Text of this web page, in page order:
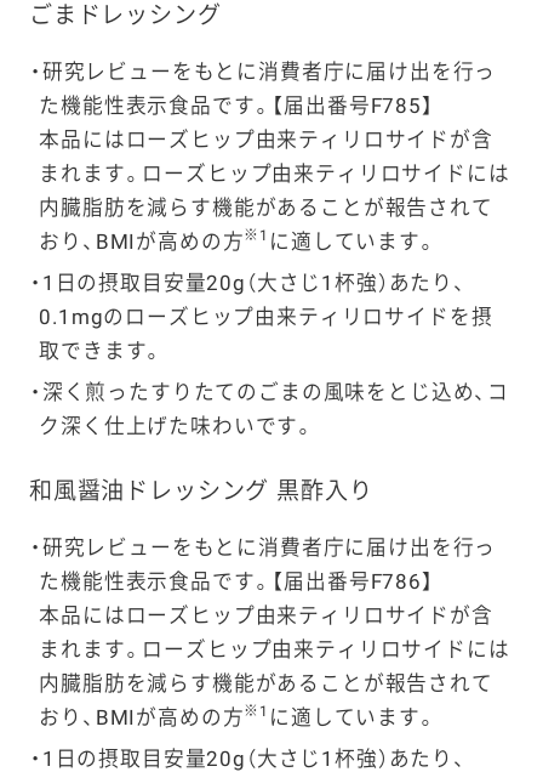
ごまドレッシング
研究レビューをもとに消費者庁に届け出を行っ
た機能性表示食品です。【届出番号F785】
本品にはローズヒップ由来ティリロサイドが含
まれます。ローズヒップ由来ティリロサイドには
内臓脂肪を減らす機能があることが報告されて
おり、BMIが高めの方※1 に適しています。
1日の摂取目安量20g（大さじ1杯強）あたり、
0.1mgのローズヒップ由来ティリロサイドを摂
取できます。
深く煎ったすりたてのごまの風味をとじ込め、コ
ク深く仕上げた味わいです。
和風醤油ドレッシング 黒酢入り
研究レビューをもとに消費者庁に届け出を行っ
た機能性表示食品です。【届出番号F786】
本品にはローズヒップ由来ティリロサイドが含
まれます。ローズヒップ由来ティリロサイドには
内臓脂肪を減らす機能があることが報告されて
おり、BMIが高めの方※1 に適しています。
1日の摂取目安量20g（大さじ1杯強）あたり、